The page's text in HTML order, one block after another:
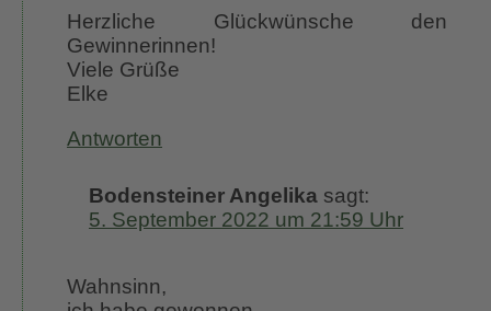
Herzliche Glückwünsche den
Gewinnerinnen!
Viele Grüße
Elke
Antworten
Bodensteiner Angelika sagt:
5. September 2022 um 21:59 Uhr
Wahnsinn,